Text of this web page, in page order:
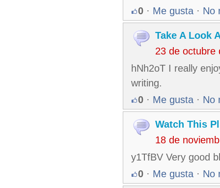
0 · Me gusta · No
Take A Look
23 de octubre
hNh2oT I really
writing.
0 · Me gusta · No
Watch This
18 de
y1TfBV Very good
0 · Me gusta · No